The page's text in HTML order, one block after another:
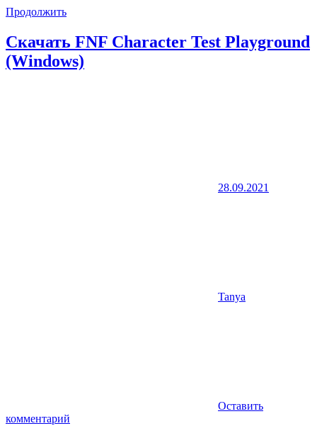
Продолжить
Скачать FNF Character Test Playground
(Windows)
28.09.2021
Tanya
Оставить
комментарий